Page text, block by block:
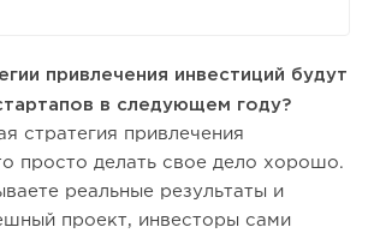
привлечения инвестиций будут
в следующем году?
стратегия привлечения
просто делать свое дело хорошо.
реальные результаты и
проект, инвесторы сами